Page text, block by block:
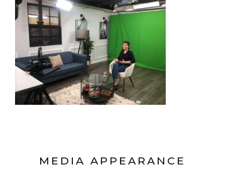
MEDIA APPEARANCE